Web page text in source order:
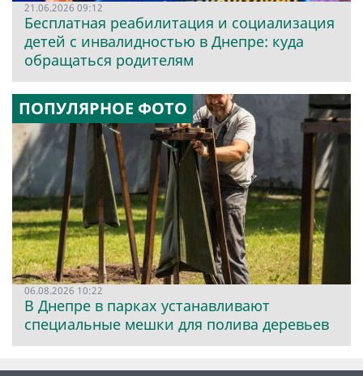
21.06.2026 09:12
Бесплатная реабилитация и социализация
детей с инвалидностью в Днепре: куда
обращаться родителям
ПОПУЛЯРНОЕ ФОТО
06.08.2026 10:22
В Днепре в парках устанавливают
специальные мешки для полива деревьев